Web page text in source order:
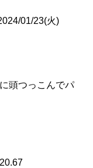
01/23(火)
頭つっこんでパ